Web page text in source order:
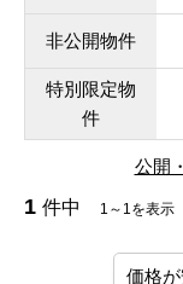
非公開物件
特別限定物
件
公開
1 件中 1～1を表示